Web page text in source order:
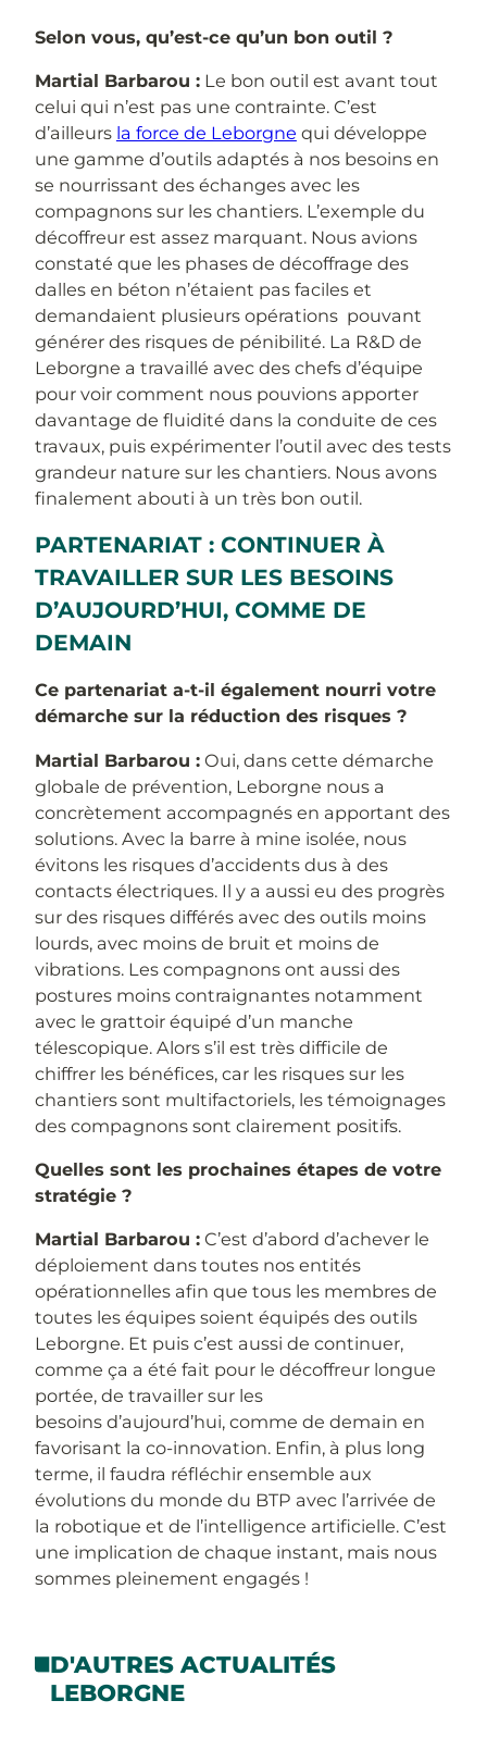
Selon vous, qu’est-ce qu’un bon outil ?
Martial Barbarou :Le bon outil est avant tout
celui qui n’est pas une contrainte. C’est
d’ailleurs la force de Leborgne qui développe
une gamme d’outils adaptés à nos besoins en
se nourrissant des échanges avec les
compagnons sur les chantiers. L’exemple du
décoffreur est assez marquant. Nous avions
constaté que les phases de décoffrage des
dalles en béton n’étaient pas faciles et
demandaient plusieurs opérations pouvant
générer des risques de pénibilité. La R&D de
Leborgne a travaillé avec des chefs d’équipe
pour voir comment nous pouvions apporter
davantage de fluidité dans la conduite de ces
travaux, puis expérimenter l’outil avec des tests
grandeur nature sur les chantiers. Nous avons
finalement abouti à un très bon outil.
PARTENARIAT : CONTINUER À
TRAVAILLER SUR LES BESOINS
D’AUJOURD’HUI, COMME DE
DEMAIN
Ce partenariat a-t-il également nourri votre
démarche sur la réduction des risques ?
Martial Barbarou :Oui, dans cette démarche
globale de prévention, Leborgne nous a
concrètement accompagnés en apportant des
solutions. Avec la barre à mine isolée, nous
évitons les risques d’accidents dus à des
contacts électriques. Il y a aussi eu des progrès
sur des risques différés avec des outils moins
lourds, avec moins de bruit et moins de
vibrations. Les compagnons ont aussi des
postures moins contraignantes notamment
avec le grattoir équipé d’un manche
télescopique. Alors s’il est très difficile de
chiffrer les bénéfices, car les risques sur les
chantiers sont multifactoriels, les témoignages
des compagnons sont clairement positifs.
Quelles sont les prochaines étapes de votre
stratégie ?
Martial Barbarou :C’est d’abord d’achever le
déploiement dans toutes nos entités
opérationnelles afin que tous les membres de
toutes les équipes soient équipés des outils
Leborgne. Et puis c’est aussi de continuer,
comme ça a été fait pour le décoffreur longue
portée, de travailler sur les
besoins d’aujourd’hui, comme de demain en
favorisant la co-innovation. Enfin, à plus long
terme, il faudra réfléchir ensemble aux
évolutions du monde du BTP avec l’arrivée de
la robotique et de l’intelligence artificielle. C’est
une implication de chaque instant, mais nous
sommes pleinement engagés !
D'AUTRES ACTUALITÉS
LEBORGNE